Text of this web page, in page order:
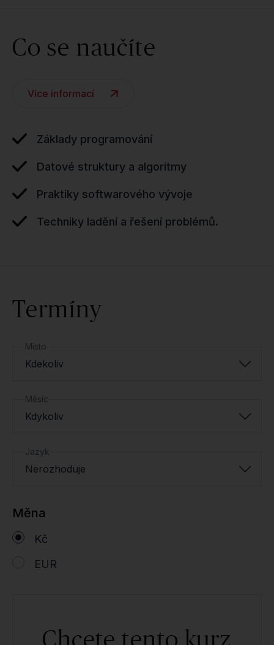
Co se naučíte
Více informací
Základy programování
Datové struktury a algoritmy
Praktiky softwarového vývoje
Techniky ladění a řešení problémů.
Termíny
Místo
Kdekoliv
Měsíc
Kdykoliv
Jazyk
Nerozhoduje
Měna
Kč
EUR
Chcete tento kurz